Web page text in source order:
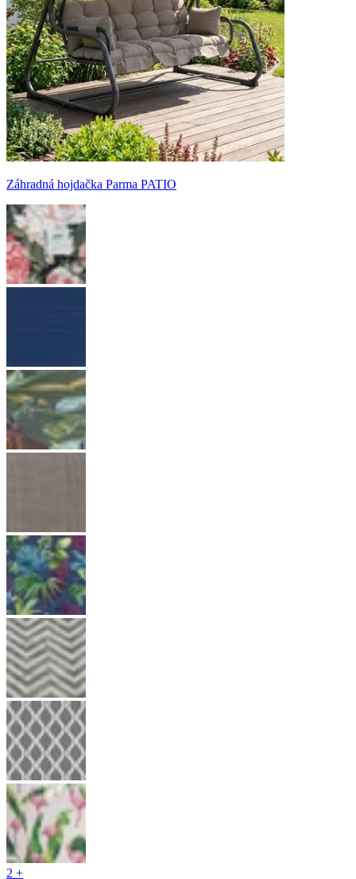
Záhradná hojdačka Parma PATIO
2 +